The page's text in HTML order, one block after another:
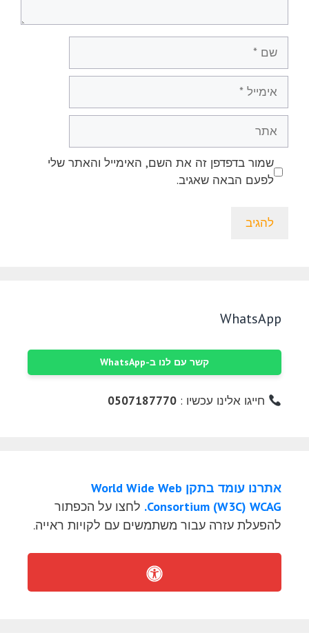
שמור בדפדפן זה את השם, האימייל והאתר שלי
לפעם הבאה שאגיב.
WhatsApp
קשר עם לנו ב-WhatsApp
חייגו אלינו עכשיו :0507187770
אתרנו עומד בתקן World Wide Web
Consortium (W3C) WCAG. לחצו על הכפתור
להפעלת עזרה עבור משתמשים עם לקויות ראייה.